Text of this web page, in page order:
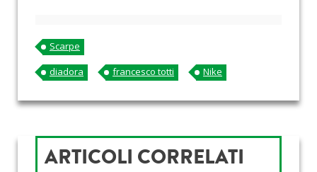
Scarpe
diadora
francesco totti Nike
ARTICOLI CORRELATI